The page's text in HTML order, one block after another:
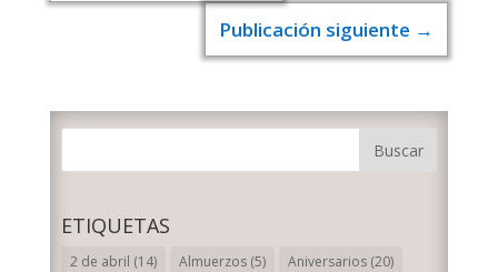
Publicación siguiente →
ETIQUETAS
2 de abril (14) Almuerzos(5) Aniversarios(20)